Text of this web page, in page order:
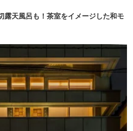
露天風呂も！茶室をイメージした和モ